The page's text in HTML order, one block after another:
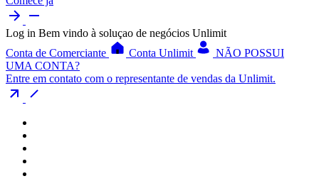
Log in Bem vindo à soluçao de negócios Unlimit
Conta de Comerciante
Conta Unlimit
NÃO POSSUI
UMA CONTA?
Entre em contato com o representante de vendas da Unlimit.